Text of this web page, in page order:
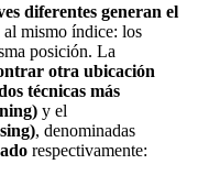
diferentes generan el
al mismo índice: los
posición. La
otra ubicación
técnicas más
y el
, denominadas
respectivamente: